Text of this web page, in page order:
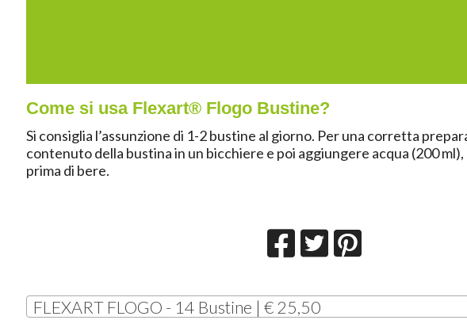
Come si usa Flexart® Flogo Bustine?
Si consiglia l’assunzione di 1-2 bustine al giorno. Per una corretta
contenuto della bustina in un bicchiere e poi aggiungere acqua (200
prima di bere.
FLEXART FLOGO - 14 Bustine | € 25,50